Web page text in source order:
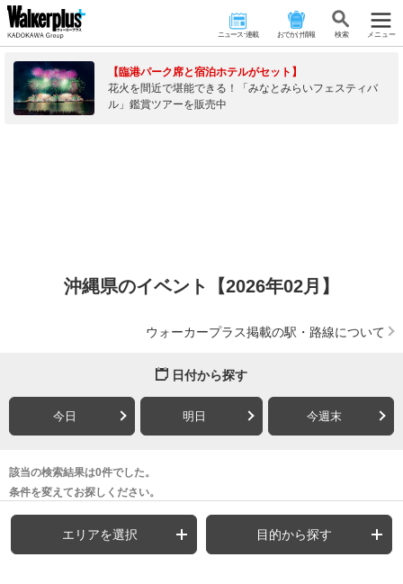
ニュース･連載 おでかけ情報 検 索 メニュー
【臨港パーク席と宿泊ホテルがセット】
花火を間近で堪能できる！「みなとみらいフェスティバ
ル」鑑賞ツアーを販売中
沖縄県のイベント【2026年02月】
ウォーカープラス掲載の駅・路線について
日付から探す
今日 明日 今週末
該当の検索結果は0件でした。
条件を変えてお探しください。
エリアを選択 目的から探す